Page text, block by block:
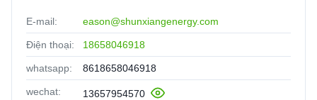
E-mail: eason@shunxiangenergy.com
Điện thoại: 18658046918
whatsapp: 8618658046918
wechat: 13657954570